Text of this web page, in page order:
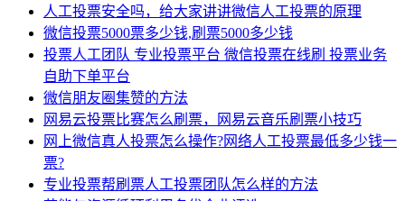
人工投票安全吗，给大家讲讲微信人工投票的原理
微信投票5000票多少钱,刷票5000多少钱
投票人工团队 专业投票平台 微信投票在线刷 投票业务
自助下单平台
微信朋友圈集赞的方法
网易云投票比赛怎么刷票，网易云音乐刷票小技巧
网上微信真人投票怎么操作?网络人工投票最低多少钱一
票?
专业投票帮刷票人工投票团队怎么样的方法